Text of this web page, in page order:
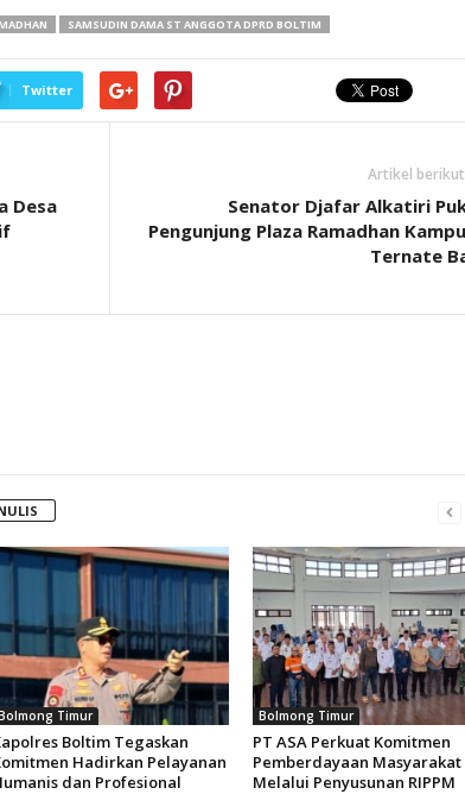
SAMSUDIN DAMA ST ANGGOTA DPRD BOLTIM
Twitter
Desa
Artikel
Senator Djafar Alkatiri
Pengunjung Plaza Ramadhan
Ternate
Timur
Boltim Tegaskan
Hadirkan Pelayanan
dan Profesional
Bolmong Timur
PT ASA Perkuat Komitmen
Pemberdayaan Masyarakat
Melalui Penyusunan RIPPM